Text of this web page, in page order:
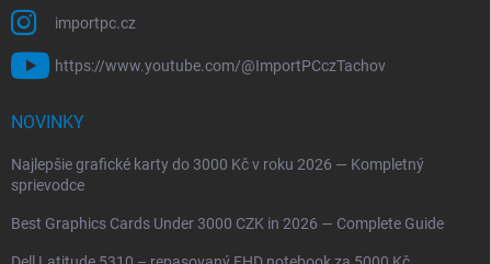
importpc.cz
https://www.youtube.com/@ImportPCczTachov
NOVINKY
Najlepšie grafické karty do 3000 Kč v roku 2026 — Kompletný
sprievodce
Best Graphics Cards Under 3000 CZK in 2026 — Complete Guide